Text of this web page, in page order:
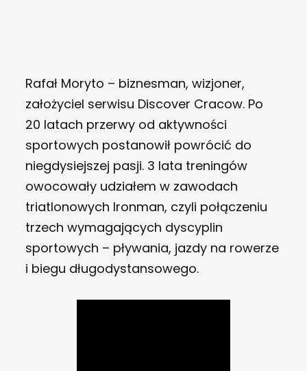
Rafał Moryto – biznesman, wizjoner,
założyciel serwisu Discover Cracow. Po
20 latach przerwy od aktywności
sportowych postanowił powrócić do
niegdysiejszej pasji. 3 lata treningów
owocowały udziałem w zawodach
triatlonowych Ironman, czyli połączeniu
trzech wymagających dyscyplin
sportowych – pływania, jazdy na rowerze
i biegu długodystansowego.